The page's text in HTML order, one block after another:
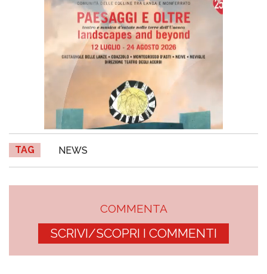
TAG NEWS
COMMENTA
SCRIVI/SCOPRI I COMMENTI